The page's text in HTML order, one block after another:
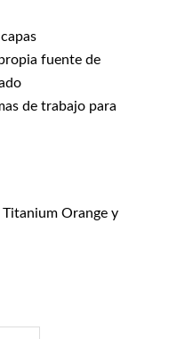
fuente de
de trabajo para
Orange y